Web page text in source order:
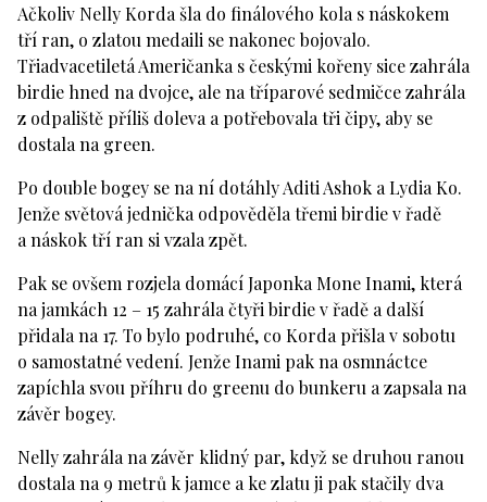
Ačkoliv Nelly Korda šla do finálového kola s náskokem
tří ran, o zlatou medaili se nakonec bojovalo.
Třiadvacetiletá Američanka s českými kořeny sice zahrála
birdie hned na dvojce, ale na tříparové sedmičce zahrála
z odpaliště příliš doleva a potřebovala tři čipy, aby se
dostala na green.
Po double bogey se na ní dotáhly Aditi Ashok a Lydia Ko.
Jenže světová jednička odpověděla třemi birdie v řadě
a náskok tří ran si vzala zpět.
Pak se ovšem rozjela domácí Japonka Mone Inami, která
na jamkách 12 – 15 zahrála čtyři birdie v řadě a další
přidala na 17. To bylo podruhé, co Korda přišla v sobotu
o samostatné vedení. Jenže Inami pak na osmnáctce
zapíchla svou příhru do greenu do bunkeru a zapsala na
závěr bogey.
Nelly zahrála na závěr klidný par, když se druhou ranou
dostala na 9 metrů k jamce a ke zlatu ji pak stačily dva